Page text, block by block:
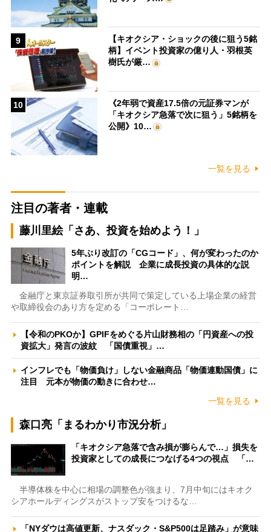
9
【キオクシア・ショックの後に狙う5銘
柄】イベント投資家の億り人・羽根英
樹氏が厳…
10
《2年弱で資産17.5倍の元証券マンが
「キオクシア急落で次に狙う」5銘柄を
公開》10…
一覧を見る
注目の著者・連載
藤川里絵「さあ、投資を始めよう！」
5年ぶり改訂の「CGコード」、何が変わったのか
ポイントを解説 企業に成長投資の具体的な説
明…
金融庁と東京証券取引所が共同で策定している上場企業の経営
や取締役会のあり方を定める「コーポレート…
【令和のPKOか】GPIFをめぐる片山財務相の「円資産への投
資拡大」発言の波紋 「国債重視」…
インフレでも「物価負け」しない金融商品「物価連動国債」に
注目 元本が物価の動きに合わせ…
一覧を見る
森口亮「まるわかり市況分析」
「キオクシア急落で含み損が膨らんで…」損失を
投資家としての成長につなげる4つの視点 「…
半導体株を中心に相場の調整色が強まり、7月中旬にはキオク
シアホールディングスがストップ安をつけるな…
「NYダウは高値更新、ナスダック・S&P500は足踏み」が意味